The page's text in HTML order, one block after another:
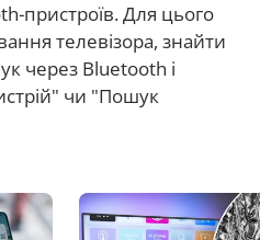
пристроїв. Для цього
телевізора, знайти
через Bluetooth і
чи "Пошук